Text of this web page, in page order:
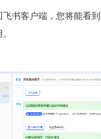
书客户端，您将能看